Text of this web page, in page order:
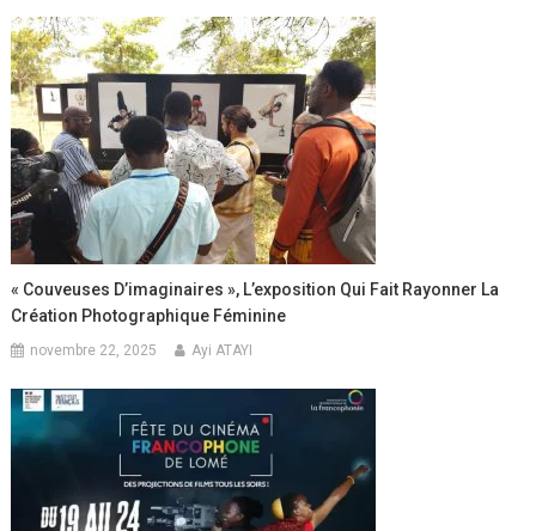
« Couveuses D’imaginaires », L’exposition Qui Fait Rayonner La
Création Photographique Féminine
novembre 22, 2025 Ayi ATAYI